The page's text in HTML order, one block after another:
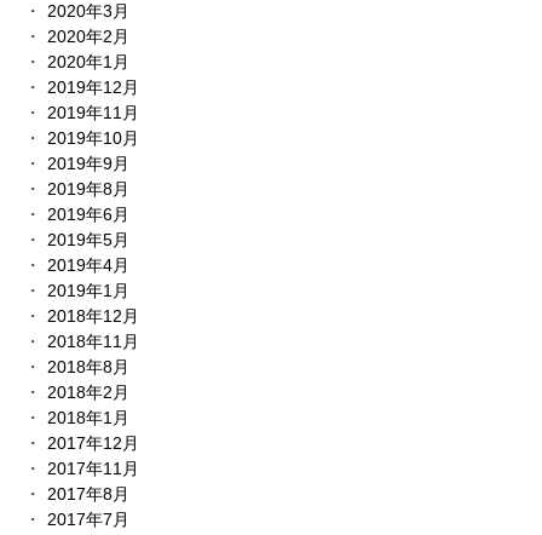
2020年3月
2020年2月
2020年1月
2019年12月
2019年11月
2019年10月
2019年9月
2019年8月
2019年6月
2019年5月
2019年4月
2019年1月
2018年12月
2018年11月
2018年8月
2018年2月
2018年1月
2017年12月
2017年11月
2017年8月
2017年7月